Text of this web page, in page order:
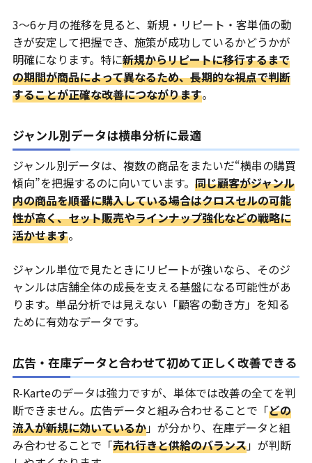
3〜6ヶ月の推移を見ると、新規・リピート・客単価の動
きが安定して把握でき、施策が成功しているかどうかが
明確になります。特に新規からリピートに移行するまで
の期間が商品によって異なるため、長期的な視点で判断
することが正確な改善につながります。
ジャンル別データは横串分析に最適
ジャンル別データは、複数の商品をまたいだ“横串の購買
傾向”を把握するのに向いています。同じ顧客がジャンル
内の商品を順番に購入している場合はクロスセルの可能
性が高く、セット販売やラインナップ強化などの戦略に
活かせます。
ジャンル単位で見たときにリピートが強いなら、そのジ
ャンルは店舗全体の成長を支える基盤になる可能性があ
ります。単品分析では見えない「顧客の動き方」を知る
ために有効なデータです。
広告・在庫データと合わせて初めて正しく改善できる
R-Karteのデータは強力ですが、単体では改善の全てを判
断できません。広告データと組み合わせることで「どの
流入が新規に効いているか」が分かり、在庫データと組
み合わせることで「売れ行きと供給のバランス」が判断